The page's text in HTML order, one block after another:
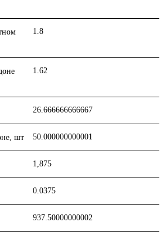
1.8
1.62
26.666666666667
шт 50.000000000001
1,875
0.0375
937.50000000002